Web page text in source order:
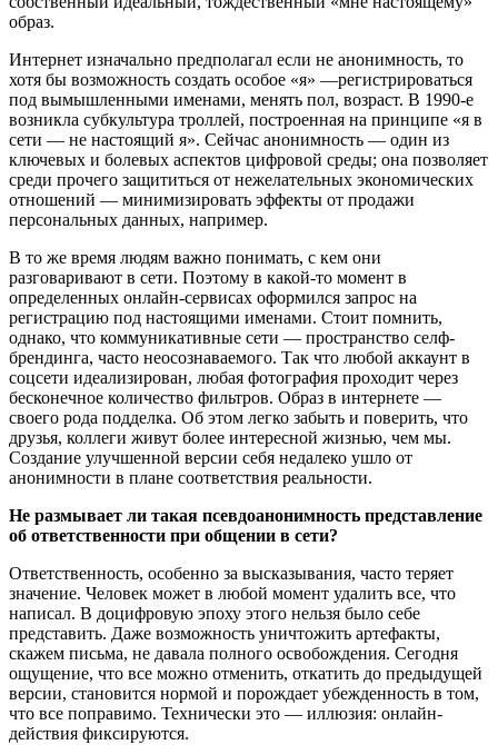
образ.
Интернет изначально предполагал если не анонимность, то
хотя бы возможность создать особое «я» —регистрироваться
под вымышленными именами, менять пол, возраст. В 1990-е
возникла субкультура троллей, построенная на принципе «я в
сети — не настоящий я». Сейчас анонимность — один из
ключевых и болевых аспектов цифровой среды; она позволяет
среди прочего защититься от нежелательных экономических
отношений — минимизировать эффекты от продажи
персональных данных, например.
В то же время людям важно понимать, с кем они
разговаривают в сети. Поэтому в какой-то момент в
определенных онлайн-сервисах оформился запрос на
регистрацию под настоящими именами. Стоит помнить,
однако, что коммуникативные сети — пространство селф-
брендинга, часто неосознаваемого. Так что любой аккаунт в
соцсети идеализирован, любая фотография проходит через
бесконечное количество фильтров. Образ в интернете —
своего рода подделка. Об этом легко забыть и поверить, что
друзья, коллеги живут более интересной жизнью, чем мы.
Создание улучшенной версии себя недалеко ушло от
анонимности в плане соответствия реальности.
Не размывает ли такая псевдоанонимность представление
об ответственности при общении в сети?
Ответственность, особенно за высказывания, часто теряет
значение. Человек может в любой момент удалить все, что
написал. В доцифровую эпоху этого нельзя было себе
представить. Даже возможность уничтожить артефакты,
скажем письма, не давала полного освобождения. Сегодня
ощущение, что все можно отменить, откатить до предыдущей
версии, становится нормой и порождает убежденность в том,
что все поправимо. Технически это — иллюзия: онлайн-
действия фиксируются.